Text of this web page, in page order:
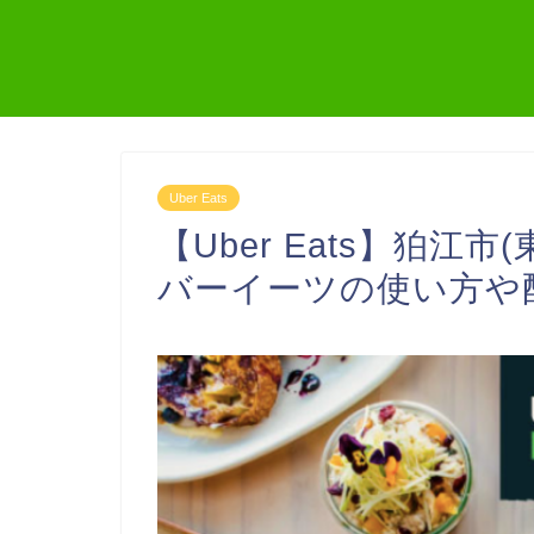
Uber Eats
【Uber Eats】狛江市
バーイーツの使い方